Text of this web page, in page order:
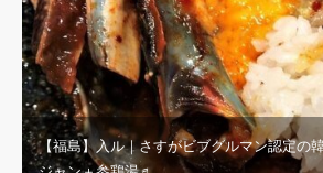
【福島】入ル｜さすがビブグルマン認定の